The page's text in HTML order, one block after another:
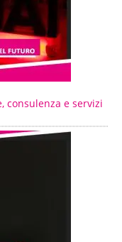
consulenza e servizi